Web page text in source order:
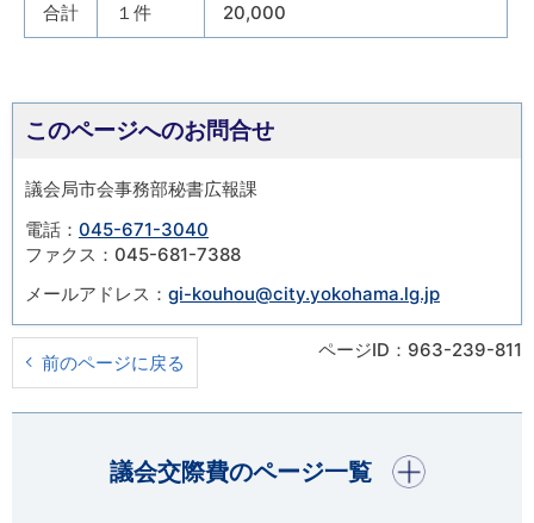
合計 １件 20,000
このページへのお問合せ
議会局市会事務部秘書広報課
電話： 045-671-3040
ファクス：045-681-7388
メールアドレス： gi-kouhou@city.yokohama.lg.jp
前のページに戻る
ページID：963-239-811
議会交際費のページ一覧
開く